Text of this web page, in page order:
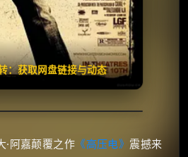
：获取网盘链接与动态
失效请反馈
·阿嘉颠覆之作 《高压电》 震撼来